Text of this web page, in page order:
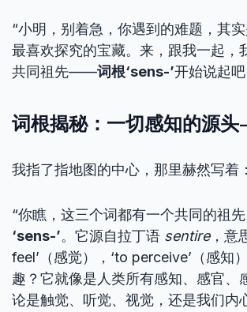
“小明，别着急，你遇到的难题，其
最喜欢探究的宝藏。来，跟我一起，
共同祖先——词根‘sens-’开始说起吧
词根揭秘：一切感知的源
我指了指地图的中心，那里赫然写着：
“你瞧，这三个词都有一个共同的祖
‘sens-’。它源自拉丁语 sentire，意
feel’（感觉），‘to perceive’（感知
趣？它就像是人类所有感知、感官、
论是触觉、听觉、视觉，还是我们内